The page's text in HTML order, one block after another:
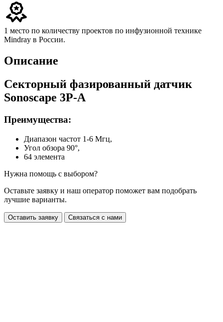
1 место по количеству проектов по инфузионной технике
Mindray в России.
Описание
Секторный фазированный датчик
Sonoscape 3P-A
Преимущества:
Диапазон частот 1-6 Mгц,
Угол обзора 90°,
64 элемента
Нужна помощь с выбором?
Оставьте заявку и наш оператор поможет вам подобрать
лучшие варианты.
Оставить заявку Связаться с нами